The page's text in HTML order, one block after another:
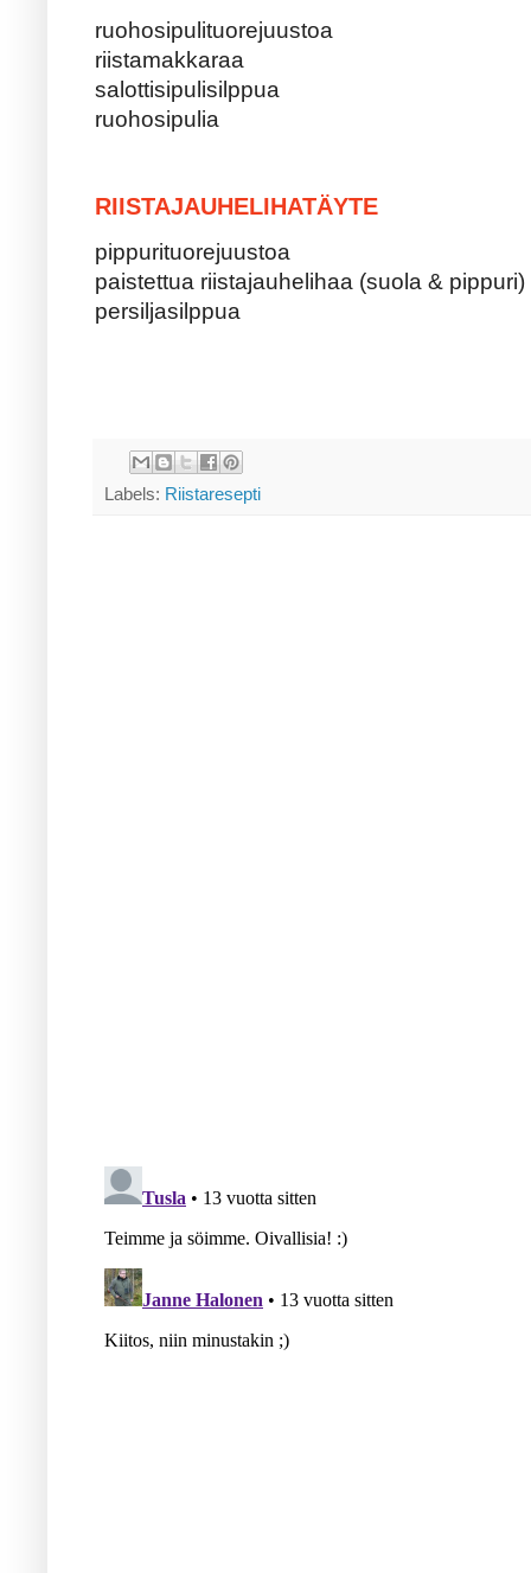
ruohosipulituorejuustoa
riistamakkaraa
salottisipulisilppua
ruohosipulia
RIISTAJAUHELIHATÄYTE
pippurituorejuustoa
paistettua riistajauhelihaa (suola & pippuri)
persiljasilppua
Labels: Riistaresepti